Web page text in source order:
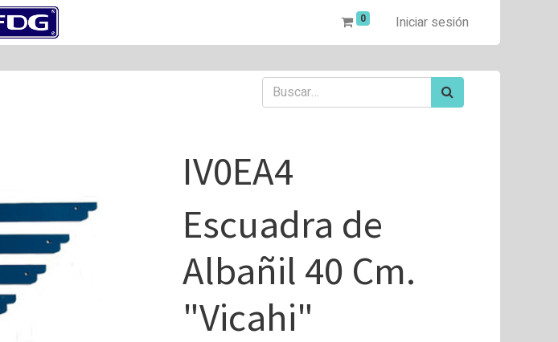
0 Iniciar sesión
IV0EA4
Escuadra de
Albañil 40 Cm.
"Vicahi"